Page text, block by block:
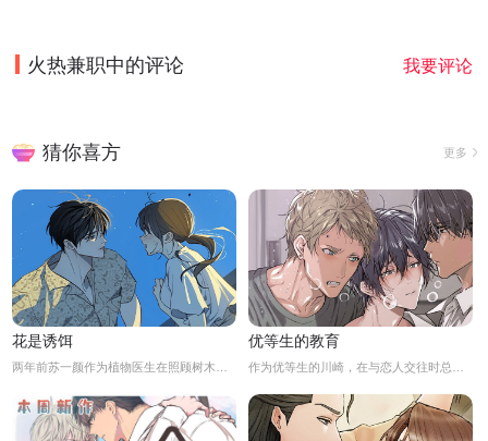
火热兼职中的评论 我要评论
猜你喜方 更多
花是诱饵 优等生的教育